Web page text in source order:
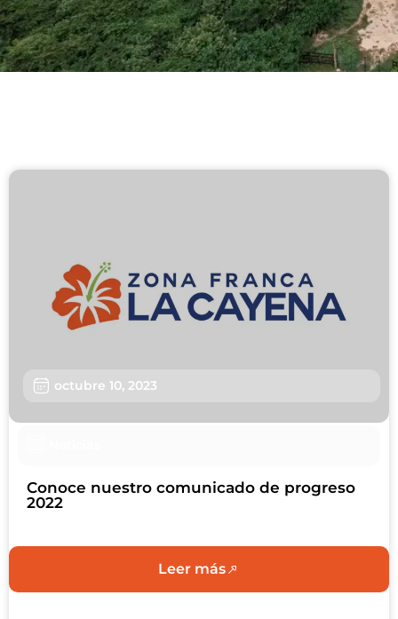
Beneficios
Usuarios
Nosotros
octubre 10, 2023
Conoce nuestro comunicado de progreso
2022
Leer más